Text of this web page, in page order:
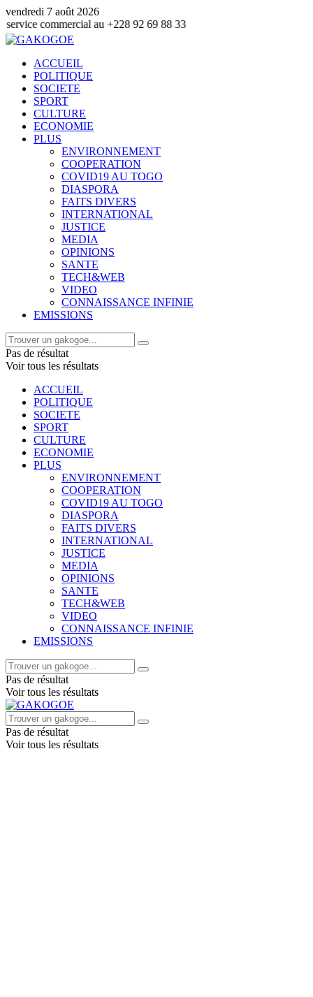
vendredi 7 août 2026
au +228 92 69 88 33
ACCUEIL
POLITIQUE
SOCIETE
SPORT
CULTURE
ECONOMIE
PLUS
ENVIRONNEMENT
COOPERATION
COVID19 AU TOGO
DIASPORA
FAITS DIVERS
INTERNATIONAL
JUSTICE
MEDIA
OPINIONS
SANTE
TECH&WEB
VIDEO
CONNAISSANCE INFINIE
EMISSIONS
Pas de résultat
Voir tous les résultats
ACCUEIL
POLITIQUE
SOCIETE
SPORT
CULTURE
ECONOMIE
PLUS
ENVIRONNEMENT
COOPERATION
COVID19 AU TOGO
DIASPORA
FAITS DIVERS
INTERNATIONAL
JUSTICE
MEDIA
OPINIONS
SANTE
TECH&WEB
VIDEO
CONNAISSANCE INFINIE
EMISSIONS
Pas de résultat
Voir tous les résultats
Pas de résultat
Voir tous les résultats